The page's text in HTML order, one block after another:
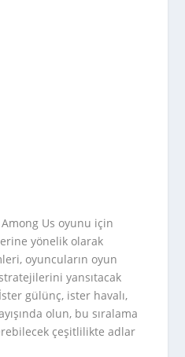
Us oyunu için
yönelik olarak
oyuncuların oyun
yansıtacak
gülünç, ister havalı,
olun, bu sıralama
çeşitlilikte adlar